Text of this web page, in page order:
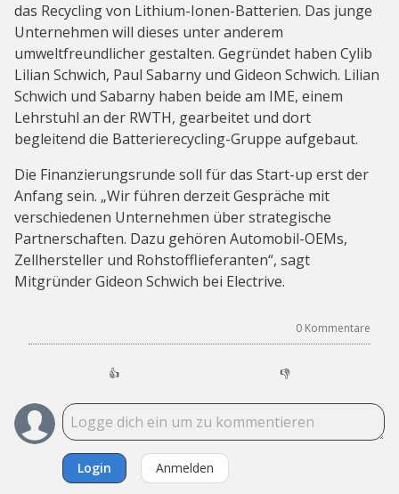
das Recycling von Lithium-Ionen-Batterien. Das junge
Unternehmen will dieses unter anderem
umweltfreundlicher gestalten. Gegründet haben Cylib
Lilian Schwich, Paul Sabarny und Gideon Schwich. Lilian
Schwich und Sabarny haben beide am IME, einem
Lehrstuhl an der RWTH, gearbeitet und dort
begleitend die Batterierecycling-Gruppe aufgebaut.
Die Finanzierungsrunde soll für das Start-up erst der
Anfang sein. „Wir führen derzeit Gespräche mit
verschiedenen Unternehmen über strategische
Partnerschaften. Dazu gehören Automobil-OEMs,
Zellhersteller und Rohstofflieferanten“, sagt
Mitgründer Gideon Schwich bei Electrive.
0 Kommentare
👍 👎
Login Anmelden